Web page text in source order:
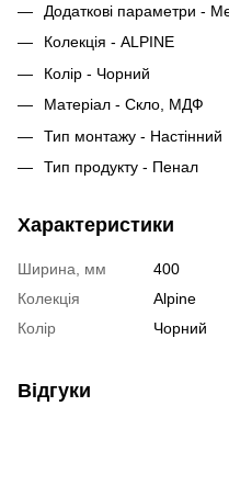
Додаткові параметри -
Колекція - ALPINE
Колір - Чорний
Матеріал - Скло, МДФ
Тип монтажу - Настінний
Тип продукту - Пенал
Характеристики
Ширина, мм
400
Колекція
Alpine
Колір
Чорний
Відгуки